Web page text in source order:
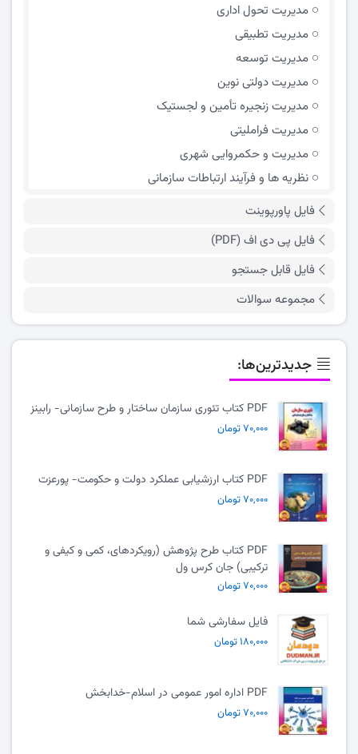
مدیریت تحول اداری
مدیریت تطبیقی
مدیریت توسعه
مدیریت دولتی نوین
مدیریت زنجیره تأمین و لجستیک
مدیریت فراملیتی
مدیریت و حکمروایی شهری
نظریه ها و فرآیند ارتباطات سازمانی
فایل پاورپوینت
فایل پی دی اف (PDF)
فایل قابل جستجو
مجموعه سوالات
جدیدترین‌ها:
PDF کتاب تئوری سازمان ساختار و طرح سازمانی- رابینز
۷۰,۰۰۰ تومان
PDF کتاب ارزشیابی عملکرد دولت و حکومت- پورعزت
۷۰,۰۰۰ تومان
PDF کتاب طرح پژوهش (رویکردهای، کمی و کیفی و
ترکیبی) جان کرس ول
۷۰,۰۰۰ تومان
فایل سفارشی شما
۱۸۰,۰۰۰ تومان
PDF اداره امور عمومی در اسلام-خدابخش
۷۰,۰۰۰ تومان